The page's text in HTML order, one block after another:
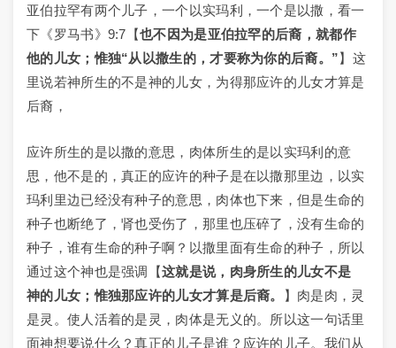
亚伯拉罕有两个儿子，一个以实玛利，一个是以撒，看一
下《罗马书》9:7【也不因为是亚伯拉罕的后裔，就都作
他的儿女；惟独“从以撒生的，才要称为你的后裔。”】这
里说若神所生的不是神的儿女，为得那应许的儿女才算是
后裔，
应许所生的是以撒的意思，肉体所生的是以实玛利的意
思，他不是的，真正的应许的种子是在以撒那里边，以实
玛利里边已经没有种子的意思，肉体也下来，但是生命的
种子也断绝了，肾也受伤了，那里也压碎了，没有生命的
种子，谁有生命的种子啊？以撒里面有生命的种子，所以
通过这个神也是强调【这就是说，肉身所生的儿女不是
神的儿女；惟独那应许的儿女才算是后裔。
】肉是肉，灵
是灵。使人活着的是灵，肉体是无义的。所以这一句话里
面神想要说什么？真正的儿子是谁？应许的儿子。我们从